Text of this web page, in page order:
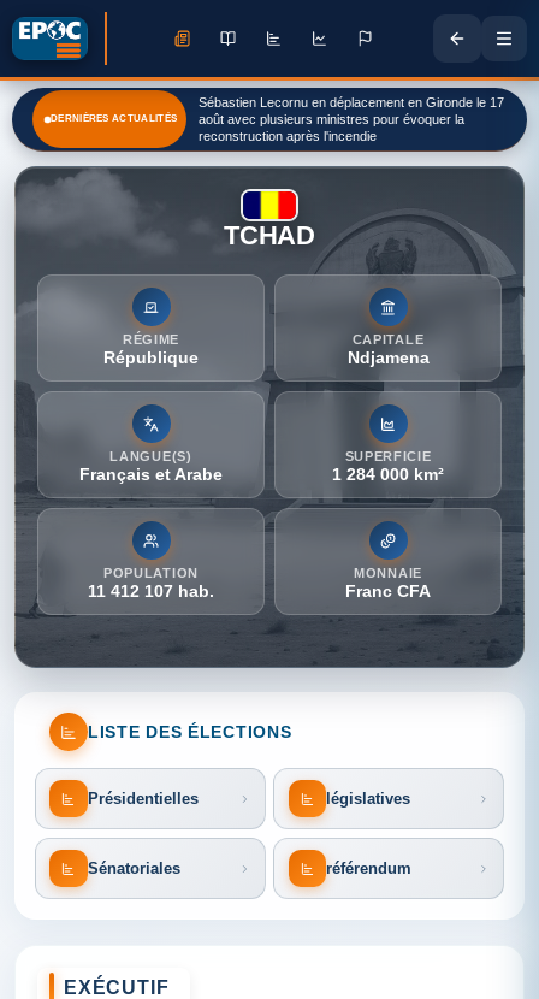
DERNIÈRES ACTUALITÉS
Le courrier moqueur de cet élu lyonnais à Éric Ciotti
après la reprise de ce village olympique pour les JO
2030
TCHAD
RÉGIME
République
CAPITALE
Ndjamena
LANGUE(S)
Français et Arabe
SUPERFICIE
1 284 000 km²
POPULATION
11 412 107 hab.
MONNAIE
Franc CFA
LISTE DES ÉLECTIONS
Présidentielles législatives
Sénatoriales référendum
EXÉCUTIF